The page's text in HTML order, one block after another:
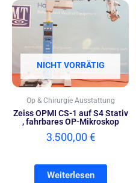
NICHT VORRÄTIG
Op & Chirurgie Ausstattung
Zeiss OPMI CS-1 auf S4 Stativ
, fahrbares OP-Mikroskop
3.500,00€
Weiterlesen